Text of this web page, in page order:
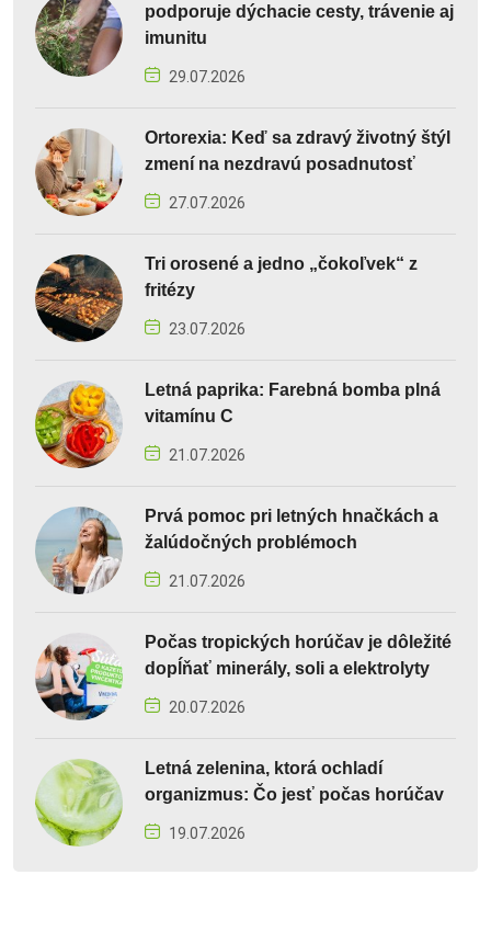
podporuje dýchacie cesty, trávenie aj
imunitu
29.07.2026
Ortorexia: Keď sa zdravý životný štýl
zmení na nezdravú posadnutosť
27.07.2026
Tri orosené a jedno „čokoľvek“ z
fritézy
23.07.2026
Letná paprika: Farebná bomba plná
vitamínu C
21.07.2026
Prvá pomoc pri letných hnačkách a
žalúdočných problémoch
21.07.2026
Počas tropických horúčav je dôležité
dopĺňať minerály, soli a elektrolyty
20.07.2026
Letná zelenina, ktorá ochladí
organizmus: Čo jesť počas horúčav
19.07.2026